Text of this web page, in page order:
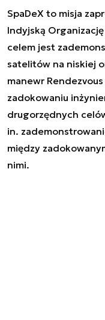
SpaDeX to misja
Indyjską
celem jest
satelitów na niskiej
manewr
zadokowaniu
drugorzędnych
in.
między
nimi.